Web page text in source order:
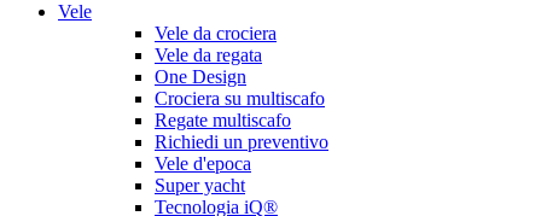
Vele
Vele da crociera
Vele da regata
One Design
Crociera su multiscafo
Regate multiscafo
Richiedi un preventivo
Vele d'epoca
Super yacht
Tecnologia iQ®